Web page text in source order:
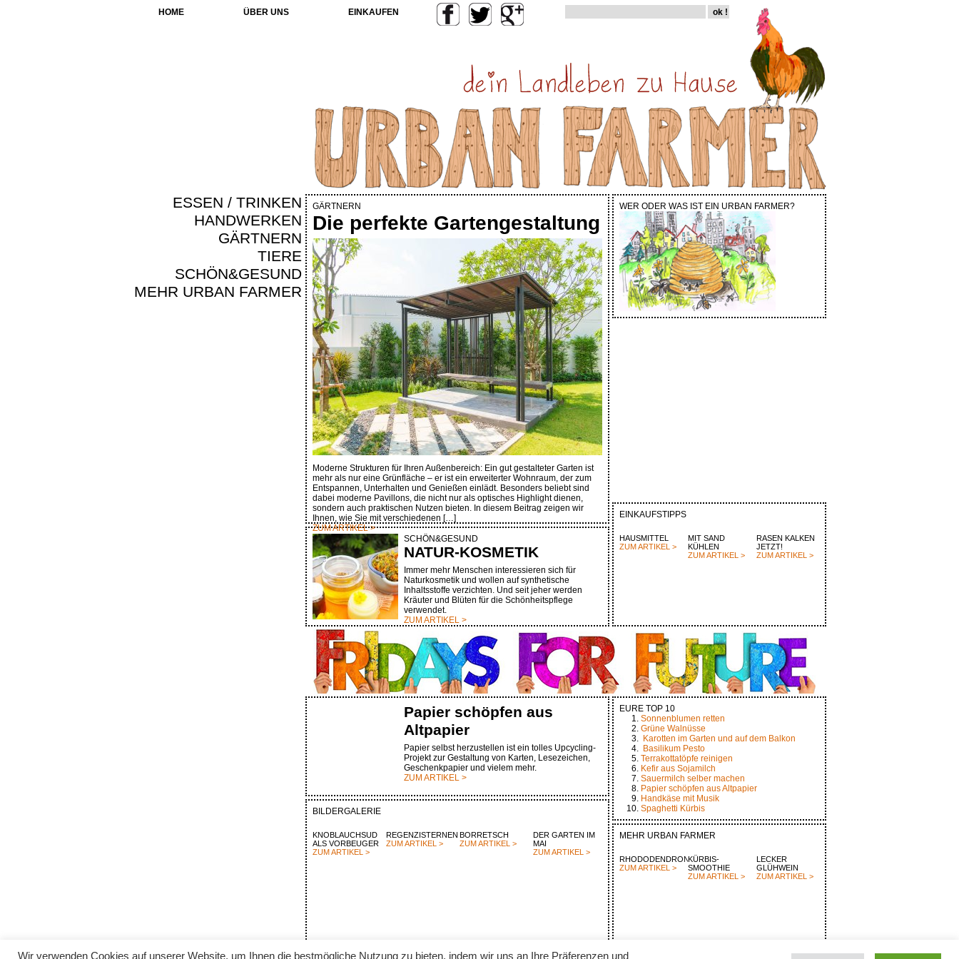
HOME ÜBER UNS EINKAUFEN
ESSEN / TRINKEN
HANDWERKEN
GÄRTNERN
TIERE
SCHÖN&GESUND
MEHR URBAN FARMER
WER ODER WAS IST EIN URBAN FARMER?
EINKAUFSTIPPS
HAUSMITTEL
ZUM ARTIKEL >
MIT SAND
KÜHLEN
ZUM ARTIKEL >
RASEN KALKEN
JETZT!
ZUM ARTIKEL >
EURE TOP 10
Sonnenblumen retten
Grüne Walnüsse
Karotten im Garten und auf dem Balkon
Basilikum Pesto
Terrakottatöpfe reinigen
Kefir aus Sojamilch
Sauermilch selber machen
Papier schöpfen aus Altpapier
Handkäse mit Musik
Spaghetti Kürbis
MEHR URBAN FARMER
RHODODENDRON
ZUM ARTIKEL >
KÜRBIS-
SMOOTHIE
ZUM ARTIKEL >
LECKER
GLÜHWEIN
ZUM ARTIKEL >
GÄRTNERN
Die perfekte Gartengestaltung
Moderne Strukturen für Ihren Außenbereich: Ein gut gestalteter Garten ist
mehr als nur eine Grünfläche – er ist ein erweiterter Wohnraum, der zum
Entspannen, Unterhalten und Genießen einlädt. Besonders beliebt sind
dabei moderne Pavillons, die nicht nur als optisches Highlight dienen,
sondern auch praktischen Nutzen bieten. In diesem Beitrag zeigen wir
Ihnen, wie Sie mit verschiedenen […]
ZUM ARTIKEL >
SCHÖN&GESUND
NATUR-KOSMETIK
Immer mehr Menschen interessieren sich für
Naturkosmetik und wollen auf synthetische
Inhaltsstoffe verzichten. Und seit jeher werden
Kräuter und Blüten für die Schönheitspflege
verwendet.
ZUM ARTIKEL >
Papier schöpfen aus
Altpapier
Papier selbst herzustellen ist ein tolles Upcycling-
Projekt zur Gestaltung von Karten, Lesezeichen,
Geschenkpapier und vielem mehr.
ZUM ARTIKEL >
BILDERGALERIE
KNOBLAUCHSUD
ALS VORBEUGER
ZUM ARTIKEL >
REGENZISTERNEN
ZUM ARTIKEL >
BORRETSCH
ZUM ARTIKEL >
DER GARTEN IM
MAI
ZUM ARTIKEL >
Wir verwenden Cookies auf unserer Website, um Ihnen die bestmögliche Nutzung zu bieten, indem wir uns an Ihre Präferenzen und